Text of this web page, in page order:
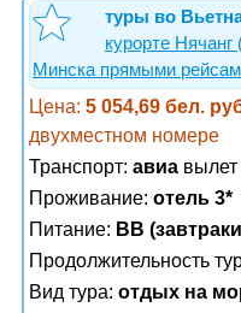
туры во
курорте
Минска прямыми
Цена: 5 054,69 бел.
двухместном номере
Транспорт: авиа
Проживание: отель 3*
Питание: BB
Продолжительность
Вид тура: отдых на